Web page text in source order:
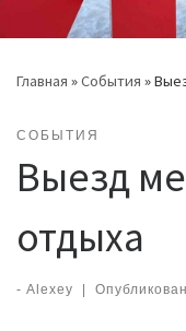
Главная »События »
СОБЫТИЯ
Выезд
отдыха
- Alexey |